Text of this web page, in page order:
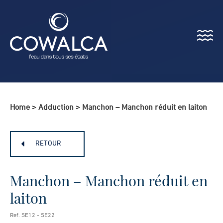
Menu
Home > Adduction > Manchon – Manchon réduit en laiton
RETOUR
Manchon – Manchon réduit en
laiton
Ref. SE12 - SE22